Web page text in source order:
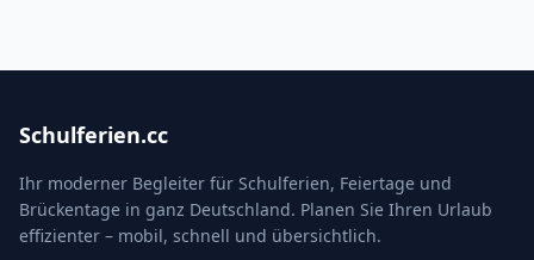
Schulferien.cc
Ihr moderner Begleiter für Schulferien, Feiertage und
Brückentage in ganz Deutschland. Planen Sie Ihren Urlaub
effizienter – mobil, schnell und übersichtlich.